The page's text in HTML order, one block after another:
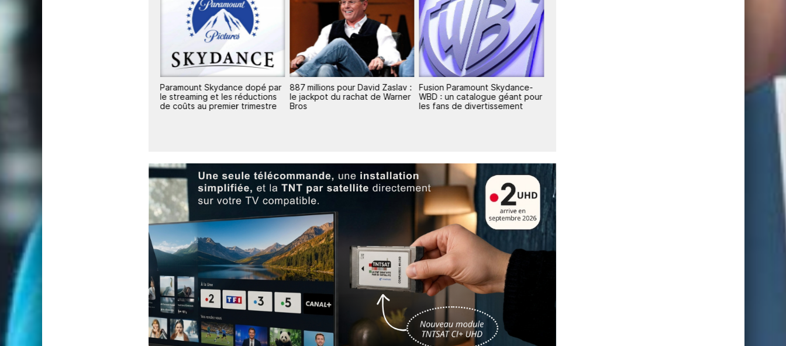
Paramount Skydance dopé par
le streaming et les réductions
de coûts au premier trimestre
887 millions pour David Zaslav :
le jackpot du rachat de Warner
Bros
Fusion Paramount Skydance-
WBD : un catalogue géant pour
les fans de divertissement
Paramount ne cède pas !